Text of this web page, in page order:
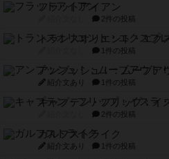
フラットアイアン
2件の投稿
トランスオリエント・エク
1件の投稿
アンブッシュ！：ムーブア
紹介文あり 1件の投稿
キャプテン・フリップ：イ
2件の投稿
ガルフストライク
紹介文あり 1件の投稿